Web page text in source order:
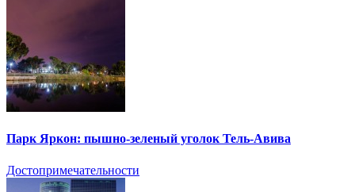
Парк Яркон: пышно-зеленый уголок Тель-Авива
Достопримечательности